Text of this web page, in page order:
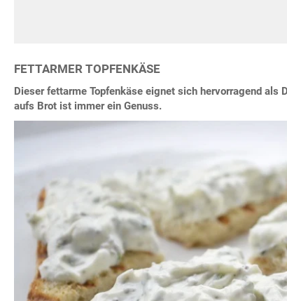
FETTARMER TOPFENKÄSE
Dieser fettarme Topfenkäse eignet sich hervorragend als
aufs Brot ist immer ein Genuss.